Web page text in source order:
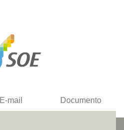
E-mail Documento